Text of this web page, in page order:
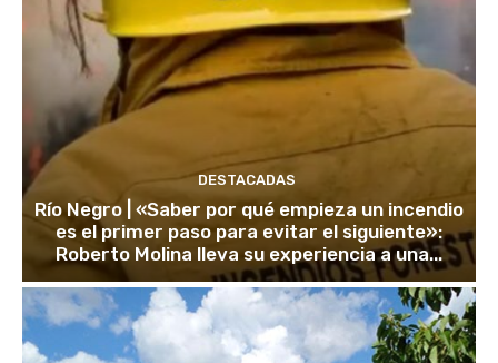
DESTACADAS
Río Negro | «Saber por qué empieza un incendio
es el primer paso para evitar el siguiente»:
Roberto Molina lleva su experiencia a una...